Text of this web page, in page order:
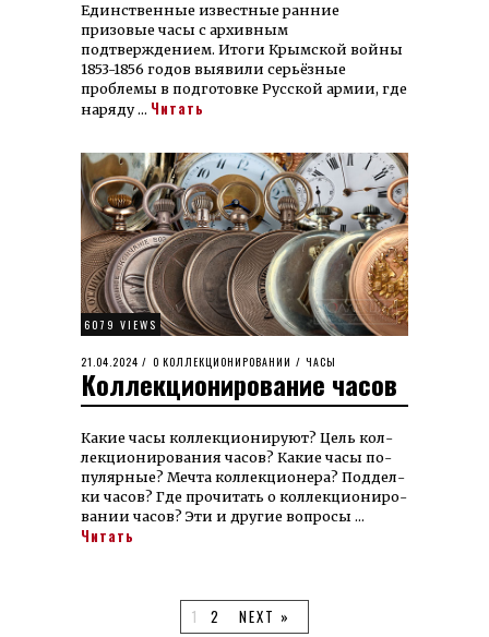
Единственные известные ранние
призовые часы с архивным
подтверждением. Итоги Крымской войны
1853-1856 годов выявили серьёзные
проблемы в подготовке Русской армии, где
наряду … Читать
6079 VIEWS
POSTED
ON
21.04.2024 21.05.2024
О КОЛЛЕКЦИОНИРОВАНИИ / ЧАСЫ
Коллекционирование часов
Какие часы кол­лек­цио­ни­руют? Цель кол­
лек­цио­ни­ро­ва­ния часов? Ка­кие часы по­
пулярные? Мечта кол­лек­цио­­не­ра? Под­­дел­
ки часов? Где про­­чи­тать о кол­лек­цио­ни­ро­
ва­нии часов? Эти и другие вопро­сы …
Читать
1 2 NEXT »